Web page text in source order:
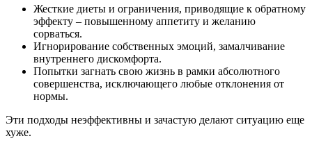
Жесткие диеты и ограничения, приводящие к обратному
эффекту – повышенному аппетиту и желанию
сорваться.
Игнорирование собственных эмоций, замалчивание
внутреннего дискомфорта.
Попытки загнать свою жизнь в рамки абсолютного
совершенства, исключающего любые отклонения от
нормы.
Эти подходы неэффективны и зачастую делают ситуацию еще
хуже.